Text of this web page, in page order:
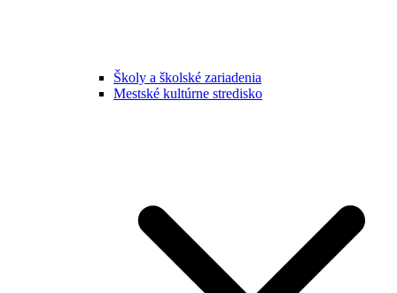
Školy a školské zariadenia
Mestské kultúrne stredisko